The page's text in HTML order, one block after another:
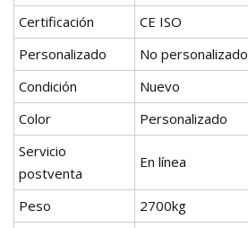
Certificación
CE ISO
Personalizado
No personalizado
Condición
Nuevo
Color
Personalizado
Servicio
postventa
En línea
Peso
2700kg